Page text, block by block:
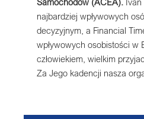
najbardziej wpływowych
decyzyjnym, a Financial
wpływowych osobistości w
człowiekiem, wielkim
Za Jego kadencji nasza